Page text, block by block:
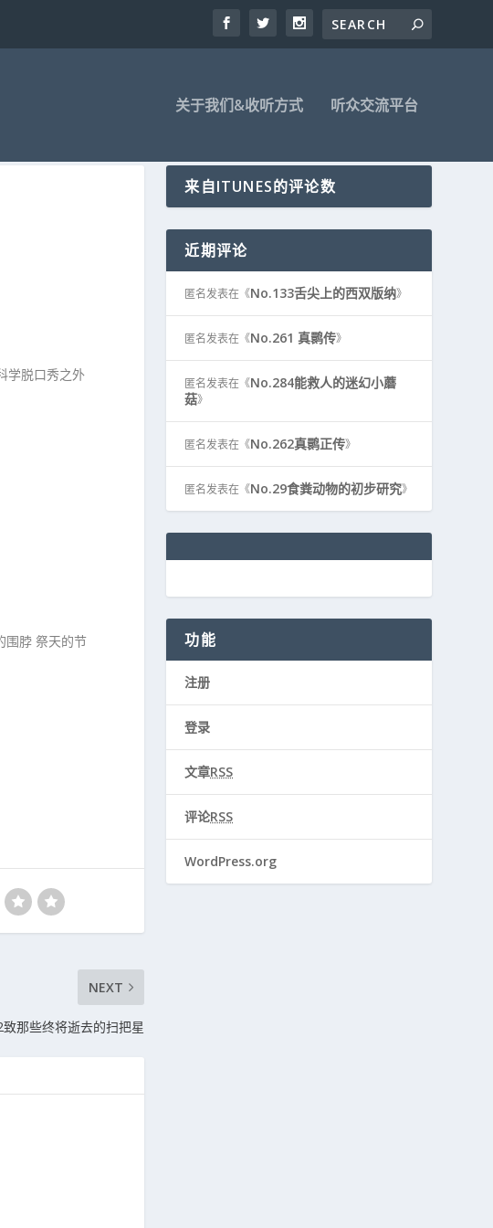
关于我们&收听方式 听众交流平台
学脱口秀之外
围脖 祭天的节
NEXT
那些终将逝去的扫把星
来自ITUNES的评论数
近期评论
匿名发表在《No.133舌尖上的西双版纳》
匿名发表在《No.261 真鹮传》
匿名发表在《No.284能救人的迷幻小蘑
菇》
匿名发表在《No.262真鹮正传》
匿名发表在《No.29食粪动物的初步研究》
功能
注册
登录
文章RSS
评论RSS
WordPress.org